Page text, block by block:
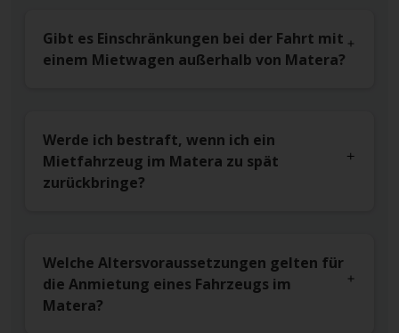
Gibt es Einschränkungen bei der Fahrt mit
einem Mietwagen außerhalb von Matera?
Werde ich bestraft, wenn ich ein
Mietfahrzeug im Matera zu spät
zurückbringe?
Welche Altersvoraussetzungen gelten für
die Anmietung eines Fahrzeugs im
Matera?